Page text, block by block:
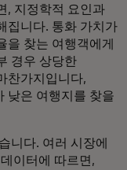
, 지정학적 요인과
집니다. 통화 가치가
을 찾는 여행객에게
경우 상당한
찬가지입니다,
낮은 여행지를 찾을
니다. 여러 시장에
이터에 따르면,